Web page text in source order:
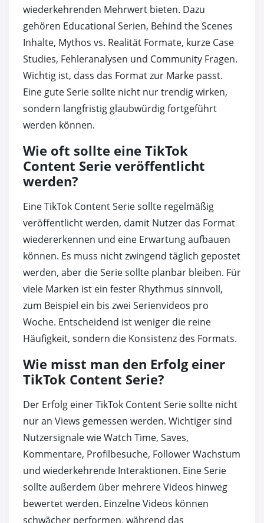
wiederkehrenden Mehrwert bieten. Dazu
gehören Educational Serien, Behind the Scenes
Inhalte, Mythos vs. Realität Formate, kurze Case
Studies, Fehleranalysen und Community Fragen.
Wichtig ist, dass das Format zur Marke passt.
Eine gute Serie sollte nicht nur trendig wirken,
sondern langfristig glaubwürdig fortgeführt
werden können.
Wie oft sollte eine TikTok
Content Serie veröffentlicht
werden?
Eine TikTok Content Serie sollte regelmäßig
veröffentlicht werden, damit Nutzer das Format
wiedererkennen und eine Erwartung aufbauen
können. Es muss nicht zwingend täglich gepostet
werden, aber die Serie sollte planbar bleiben. Für
viele Marken ist ein fester Rhythmus sinnvoll,
zum Beispiel ein bis zwei Serienvideos pro
Woche. Entscheidend ist weniger die reine
Häufigkeit, sondern die Konsistenz des Formats.
Wie misst man den Erfolg einer
TikTok Content Serie?
Der Erfolg einer TikTok Content Serie sollte nicht
nur an Views gemessen werden. Wichtiger sind
Nutzersignale wie Watch Time, Saves,
Kommentare, Profilbesuche, Follower Wachstum
und wiederkehrende Interaktionen. Eine Serie
sollte außerdem über mehrere Videos hinweg
bewertet werden. Einzelne Videos können
schwächer performen, während das